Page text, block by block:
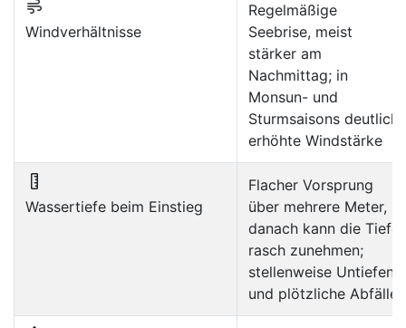
Windverhältnisse
Regelmäßige
Seebrise, meist
stärker am
Nachmittag; in
Monsun- und
Sturmsaisons deutlich
erhöhte Windstärke
Wassertiefe beim Einstieg
Flacher Vorsprung
über mehrere Meter,
danach kann die Tiefe
rasch zunehmen;
stellenweise Untiefen
und plötzliche Abfälle